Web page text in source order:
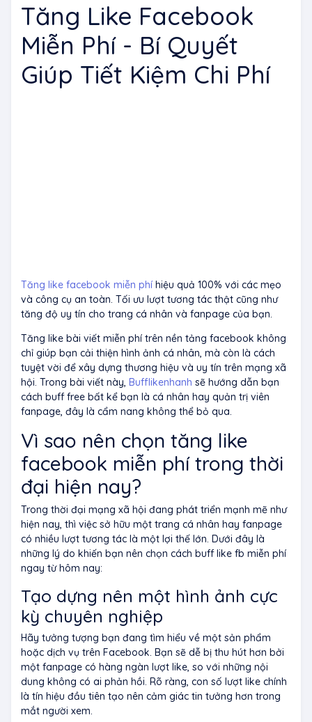
Tăng Like Facebook
Miễn Phí - Bí Quyết
Giúp Tiết Kiệm Chi Phí
Tăng like facebook miễn phí hiệu quả 100% với các mẹo
và công cụ an toàn. Tối ưu lượt tương tác thật cũng như
tăng độ uy tín cho trang cá nhân và fanpage của bạn.
Tăng like bài viết miễn phí trên nền tảng facebook không
chỉ giúp bạn cải thiện hình ảnh cá nhân, mà còn là cách
tuyệt vời để xây dựng thương hiệu và uy tín trên mạng xã
hội. Trong bài viết này, Bufflikenhanh sẽ hướng dẫn bạn
cách buff free bất kể bạn là cá nhân hay quản trị viên
fanpage, đây là cẩm nang không thể bỏ qua.
Vì sao nên chọn tăng like
facebook miễn phí trong thời
đại hiện nay?
Trong thời đại mạng xã hội đang phát triển mạnh mẽ như
hiện nay, thì việc sở hữu một trang cá nhân hay fanpage
có nhiều lượt tương tác là một lợi thế lớn. Dưới đây là
những lý do khiến bạn nên chọn cách buff like fb miễn phí
ngay từ hôm nay:
Tạo dựng nên một hình ảnh cực
kỳ chuyên nghiệp
Hãy tưởng tượng bạn đang tìm hiểu về một sản phẩm
hoặc dịch vụ trên Facebook. Bạn sẽ dễ bị thu hút hơn bởi
một fanpage có hàng ngàn lượt like, so với những nội
dung không có ai phản hồi. Rõ ràng, con số lượt like chính
là tín hiệu đầu tiên tạo nên cảm giác tin tưởng hơn trong
mắt người xem.